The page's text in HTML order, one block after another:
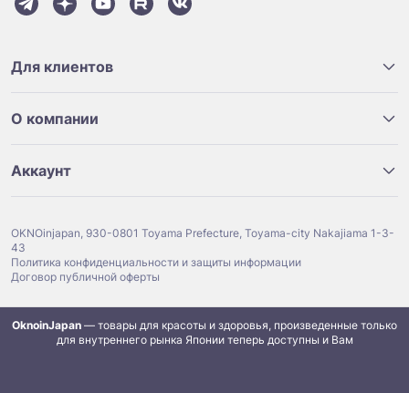
Для клиентов
О компании
Аккаунт
OKNOinjapan, 930-0801 Toyama Prefecture, Toyama-city Nakajiama 1-3-
43
Политика конфиденциальности и защиты информации
Договор публичной оферты
OknoinJapan — товары для красоты и здоровья, произведенные только
для внутреннего рынка Японии теперь доступны и Вам